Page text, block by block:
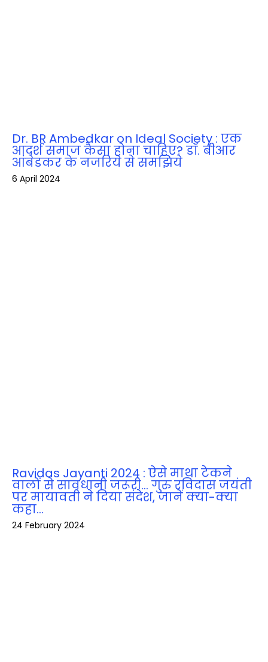
Dr. BR Ambedkar on Ideal Society : एक
आदर्श समाज कैसा होना चाहिए? डॉ. बीआर
आंबेडकर के नजरिये से समझिये
6 April 2024
Ravidas Jayanti 2024 : ऐसे माथा टेकने
वालों से सावधानी जरूरी… गुरु रविदास जयंती
पर मायावती ने दिया संदेश, जानें क्‍या-क्‍या
कहा…
24 February 2024